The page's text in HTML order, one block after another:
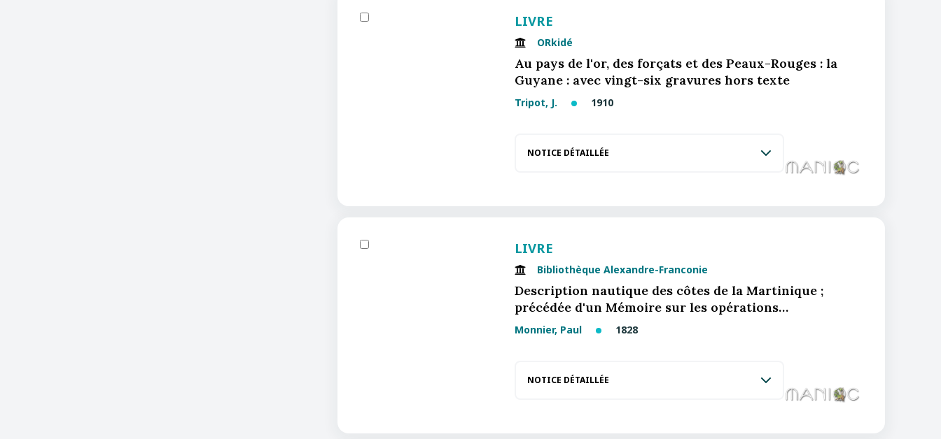
LIVRE
ORkidé
Au pays de l'or, des forçats et des Peaux-Rouges : la
Guyane : avec vingt-six gravures hors texte
Tripot, J. 1910
NOTICE DÉTAILLÉE
LIVRE
Bibliothèque Alexandre-Franconie
Description nautique des côtes de la Martinique ;
précédée d'un Mémoire sur les opérations…
Monnier, Paul 1828
NOTICE DÉTAILLÉE